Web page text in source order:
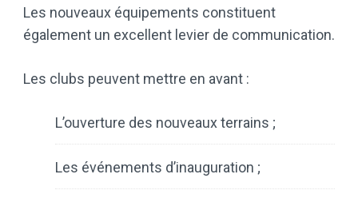
Les nouveaux équipements constituent
également un excellent levier de communication.
Les clubs peuvent mettre en avant :
L’ouverture des nouveaux terrains ;
Les événements d’inauguration ;